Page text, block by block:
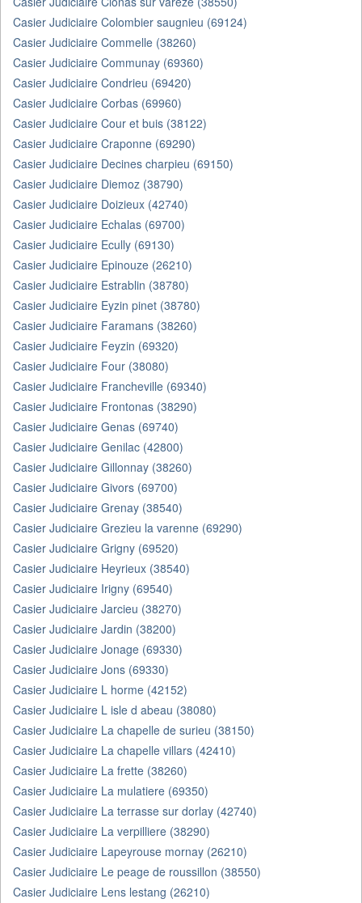
Casier Judiciaire Colombier saugnieu (69124)
Casier Judiciaire Commelle (38260)
Casier Judiciaire Communay (69360)
Casier Judiciaire Condrieu (69420)
Casier Judiciaire Corbas (69960)
Casier Judiciaire Cour et buis (38122)
Casier Judiciaire Craponne (69290)
Casier Judiciaire Decines charpieu (69150)
Casier Judiciaire Diemoz (38790)
Casier Judiciaire Doizieux (42740)
Casier Judiciaire Echalas (69700)
Casier Judiciaire Ecully (69130)
Casier Judiciaire Epinouze (26210)
Casier Judiciaire Estrablin (38780)
Casier Judiciaire Eyzin pinet (38780)
Casier Judiciaire Faramans (38260)
Casier Judiciaire Feyzin (69320)
Casier Judiciaire Four (38080)
Casier Judiciaire Francheville (69340)
Casier Judiciaire Frontonas (38290)
Casier Judiciaire Genas (69740)
Casier Judiciaire Genilac (42800)
Casier Judiciaire Gillonnay (38260)
Casier Judiciaire Givors (69700)
Casier Judiciaire Grenay (38540)
Casier Judiciaire Grezieu la varenne (69290)
Casier Judiciaire Grigny (69520)
Casier Judiciaire Heyrieux (38540)
Casier Judiciaire Irigny (69540)
Casier Judiciaire Jarcieu (38270)
Casier Judiciaire Jardin (38200)
Casier Judiciaire Jonage (69330)
Casier Judiciaire Jons (69330)
Casier Judiciaire L horme (42152)
Casier Judiciaire L isle d abeau (38080)
Casier Judiciaire La chapelle de surieu (38150)
Casier Judiciaire La chapelle villars (42410)
Casier Judiciaire La frette (38260)
Casier Judiciaire La mulatiere (69350)
Casier Judiciaire La terrasse sur dorlay (42740)
Casier Judiciaire La verpilliere (38290)
Casier Judiciaire Lapeyrouse mornay (26210)
Casier Judiciaire Le peage de roussillon (38550)
Casier Judiciaire Lens lestang (26210)